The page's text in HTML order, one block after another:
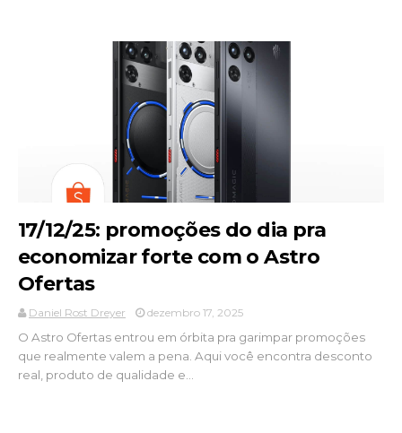
17/12/25: promoções do dia pra
economizar forte com o Astro
Ofertas
Daniel Rost Dreyer dezembro 17, 2025
O Astro Ofertas entrou em órbita pra garimpar promoções
que realmente valem a pena. Aqui você encontra desconto
real, produto de qualidade e...